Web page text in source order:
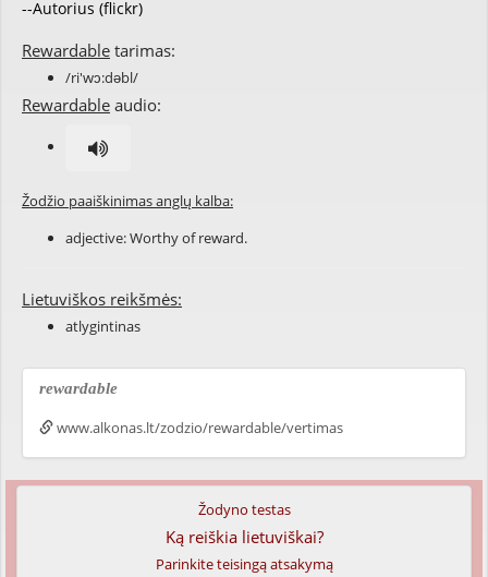
--Autorius (flickr)
Rewardable tarimas:
/ri'wɔ:dəbl/
Rewardable audio:
Žodžio paaiškinimas anglų kalba:
adjective: Worthy ofreward.
Lietuviškos reikšmės:
atlygintinas
rewardable
www.alkonas.lt/zodzio/rewardable/vertimas
Žodyno testas
Ką reiškia lietuviškai?
Parinkite teisingą atsakymą